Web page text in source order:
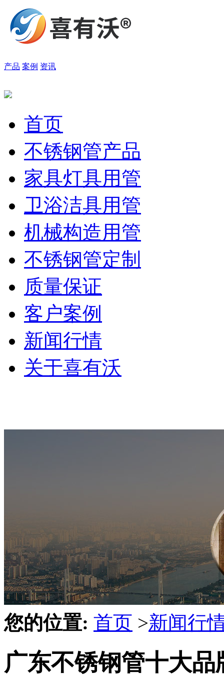
产品 案例 资讯
首页
不锈钢管产品
家具灯具用管
卫浴洁具用管
机械构造用管
不锈钢管定制
质量保证
客户案例
新闻行情
关于喜有沃
您的位置: 首页 >新闻行
广东不锈钢管十大品